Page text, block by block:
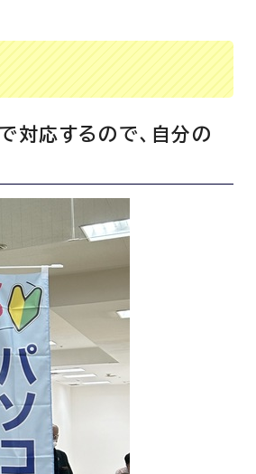
対応するので、自分の